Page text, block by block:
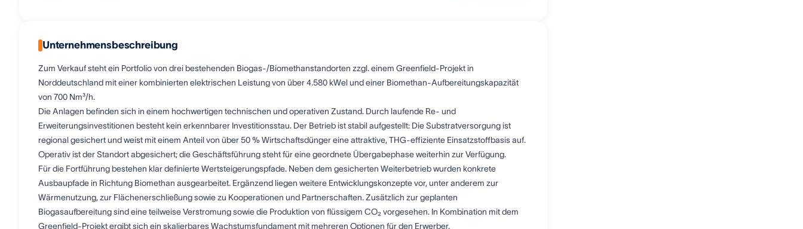
Unternehmensbeschreibung
Zum Verkauf steht ein Portfolio von drei bestehenden Biogas-/Biomethanstandorten zzgl. einem Greenfield-Projekt in
Norddeutschland mit einer kombinierten elektrischen Leistung von über 4.580 kWel und einer Biomethan-Aufbereitungskapazität
von 700 Nm³/h.
Die Anlagen befinden sich in einem hochwertigen technischen und operativen Zustand. Durch laufende Re- und
Erweiterungsinvestitionen besteht kein erkennbarer Investitionsstau. Der Betrieb ist stabil aufgestellt: Die Substratversorgung ist
regional gesichert und weist mit einem Anteil von über 50 % Wirtschaftsdünger eine attraktive, THG-effiziente Einsatzstoffbasis auf.
Operativ ist der Standort abgesichert; die Geschäftsführung steht für eine geordnete Übergabephase weiterhin zur Verfügung.
Für die Fortführung bestehen klar definierte Wertsteigerungspfade. Neben dem gesicherten Weiterbetrieb wurden konkrete
Ausbaupfade in Richtung Biomethan ausgearbeitet. Ergänzend liegen weitere Entwicklungskonzepte vor, unter anderem zur
Wärmenutzung, zur Flächenerschließung sowie zu Kooperationen und Partnerschaften. Zusätzlich zur geplanten
Biogasaufbereitung sind eine teilweise Verstromung sowie die Produktion von flüssigem CO₂ vorgesehen. In Kombination mit dem
Greenfield-Projekt ergibt sich ein skalierbares Wachstumsfundament mit mehreren Optionen für den Erwerber.